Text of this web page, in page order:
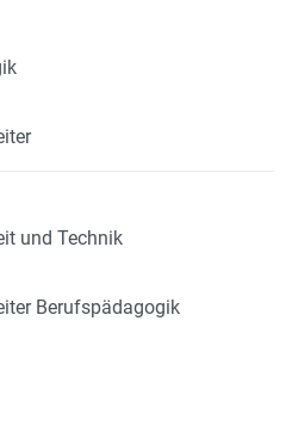
und Technik
Berufspädagogik